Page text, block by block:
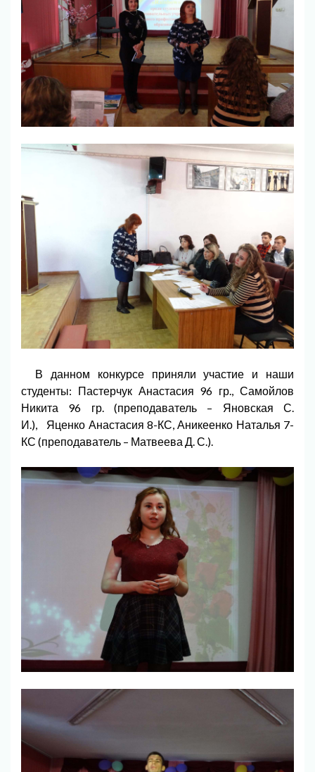
В данном конкурсе приняли участие и наши
студенты: Пастерчук Анастасия 96 гр., Самойлов
Никита 96 гр. (преподаватель – Яновская С.
И.), Яценко Анастасия 8-КС, Аникеенко Наталья 7-
КС (преподаватель – Матвеева Д. С.).